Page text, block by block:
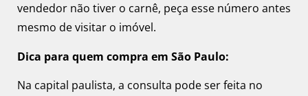
vendedor não tiver o carnê, peça esse número antes
mesmo de visitar o imóvel.
Dica para quem compra em São Paulo:
Na capital paulista, a consulta pode ser feita no